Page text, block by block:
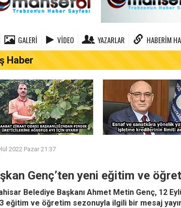
GALERI VIDEO YAZARLAR HABERIM
Haber
ZİRAAT ODASI
2022 Pazar 21:37
Genç’ten yeni eğitim ve
Belediye Başkanı Ahmet Metin Genç, 12
eğitim ve öğretim sezonuyla ilgili bir mesaj